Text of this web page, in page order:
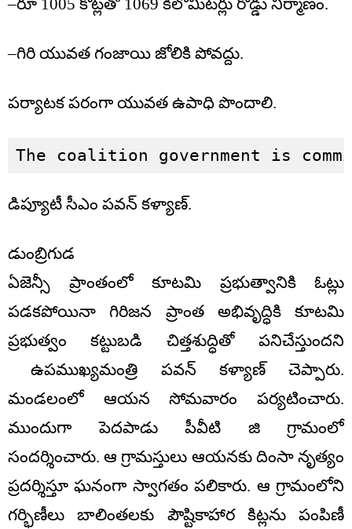
–రూ 1005 కోట్లతో 1069 కిలోమీటర్లు రోడ్డు నిర్మాణం.
–గిరి యువత గంజాయి జోలికి పోవద్దు.
పర్యాటక పరంగా యువత ఉపాధి పొందాలి.
The coalition government is
డిప్యూటీ సీఎం పవన్ కళ్యాణ్.
డుంబ్రిగుడ
ఏజెన్సీ ప్రాంతంలో కూటమి ప్రభుత్వానికి ఓట్లు
పడకపోయినా గిరిజన ప్రాంత అభివృద్ధికి కూటమి
ప్రభుత్వం కట్టుబడి చిత్తశుద్ధితో పనిచేస్తుందని
ఉపముఖ్యమంత్రి పవన్ కళ్యాణ్ చెప్పారు.
మండలంలో ఆయన సోమవారం పర్యటించారు.
ముందుగా పెదపాడు పీవీటి జి గ్రామంలో
సందర్శించారు. ఆ గ్రామస్తులు ఆయనకు దింసా నృత్యం
ప్రదర్శిస్తూ ఘనంగా స్వాగతం పలికారు. ఆ గ్రామంలోని
గర్భిణీలు బాలింతలకు పౌష్టికాహార కిట్లను పంపిణీ